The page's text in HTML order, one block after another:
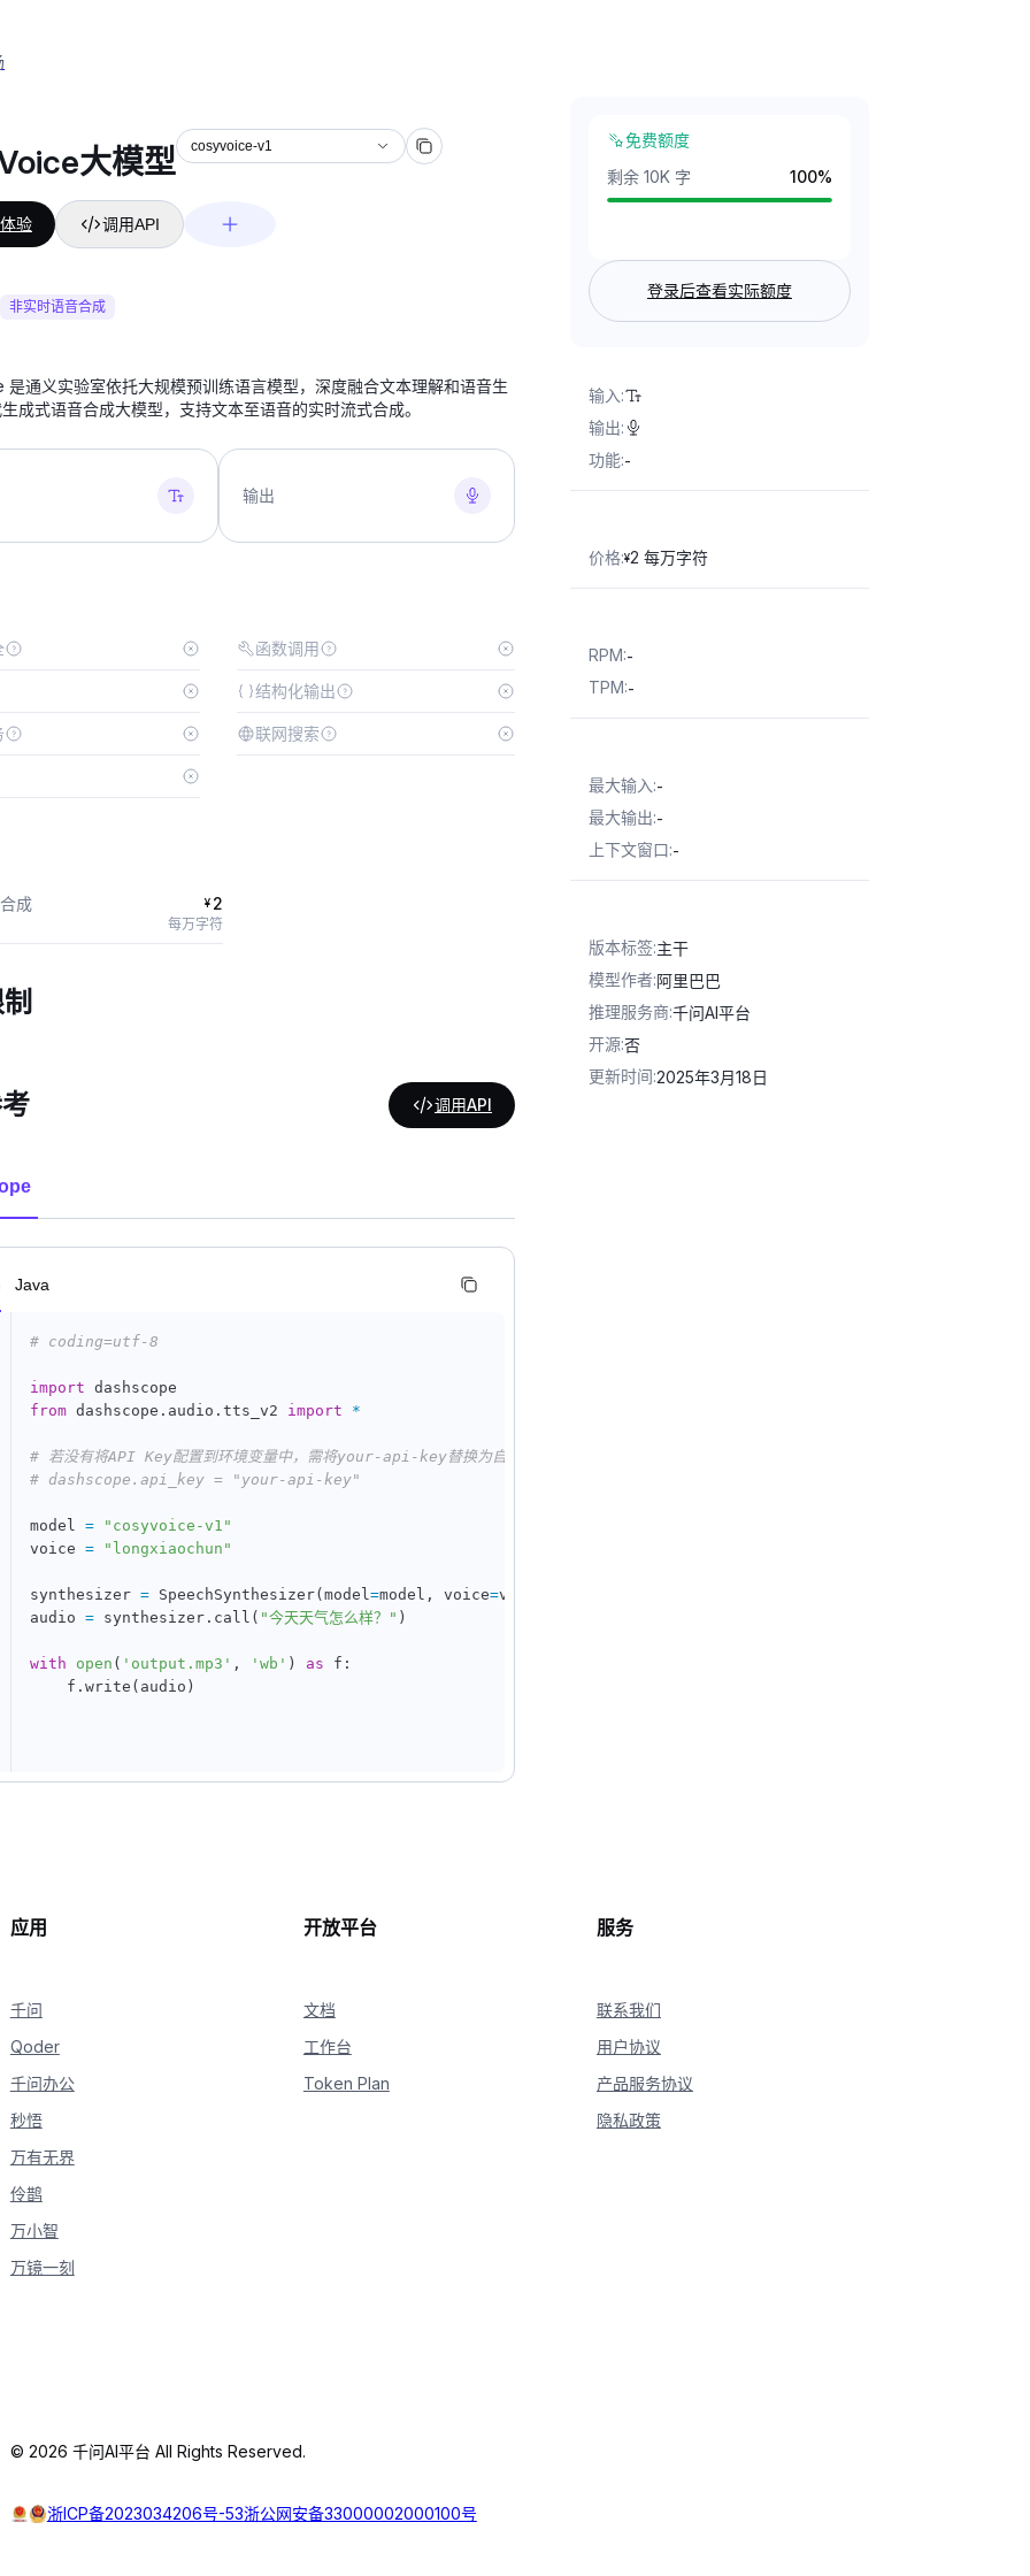
大模型 cosyvoice-v1
验 调用API
非实时语音合成
通义实验室依托大规模预训练语言模型，深度融合文本理解和语音生
成式语音合成大模型，支持文本至语音的实时流式合成。
输出
函数调用
结构化输出
联网搜索
成 ¥ 2
每万字符
调用API
Java
# coding=utf-8
import
from dashscope . audio . tts_v2 import *
# 若没有将API Key配置到环境变量中，需将your-api-key替换为自己的API Key
# dashscope.api_key = "your-api-key"
model =
"cosyvoice-v1"
voice = "longxiaochun"
synthesizer = SpeechSynthesizer( model=model , voice=voice
audio = synthesizer . call ( "今天天气怎么样？" )
with open ( 'output.mp3' , 'wb' ) as f :
    f
. write ( audio )
免费额度
剩余 10K 字
100%
登录后查看实际额度
输入:
输出:
功能:-
价格:¥2 每万字符
RPM:-
TPM:-
最大输入:-
最大输出:-
上下文窗口:-
版本标签:主干
模型作者:阿里巴巴
推理服务商:千问AI平台
开源:否
更新时间:2025年3月18日
应用
千问
Qoder
千问办公
秒悟
万有无界
伶鹊
万小智
万镜一刻
开放平台
文档
工作台
Token Plan
服务
联系我们
用户协议
产品服务协议
隐私政策
© 2026 千问AI平台 All Rights Reserved.
浙ICP备2023034206号-53浙公网安备33000002000100号